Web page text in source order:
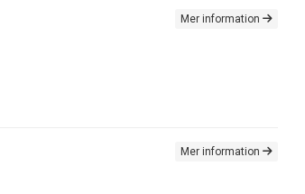
Mer information
Mer information